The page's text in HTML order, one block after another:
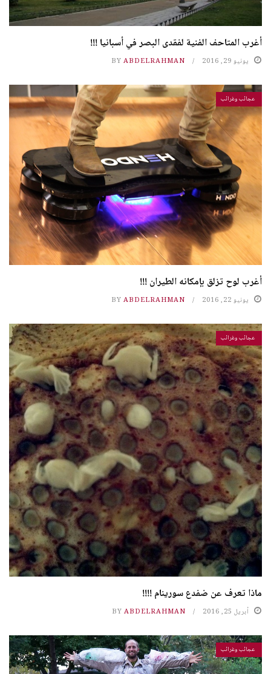
أغرب المتاحف الفنية لفقدى البصر في أسبانيا !!!
يونيو 29, 2016 BY ABDELRAHMAN
عجائب وغرائب
أغرب لوح تزلق بإمكانه الطيران !!!
يونيو 22, 2016 BY ABDELRAHMAN
عجائب وغرائب
ماذا تعرف عن ضفدع سورينام !!!!
أبريل 25, 2016 BY ABDELRAHMAN
عجائب وغرائب